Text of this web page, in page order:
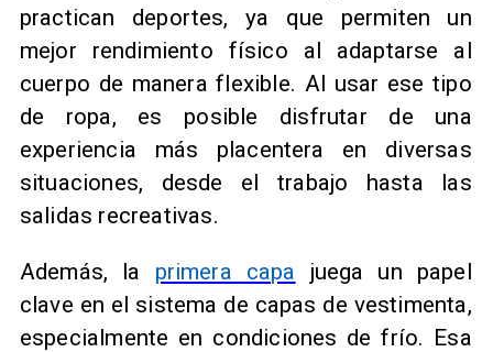
practican deportes, ya que permiten un
mejor rendimiento físico al adaptarse al
cuerpo de manera flexible. Al usar ese tipo
de ropa, es posible disfrutar de una
experiencia más placentera en diversas
situaciones, desde el trabajo hasta las
salidas recreativas.
Además, la primera capa juega un papel
clave en el sistema de capas de vestimenta,
especialmente en condiciones de frío. Esa